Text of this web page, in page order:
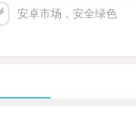
安卓市场，安全绿色